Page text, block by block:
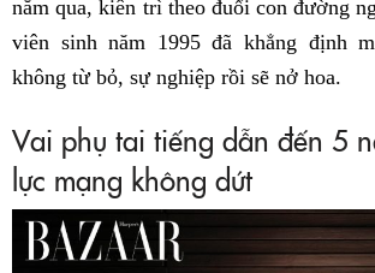
năm qua, kiên trì theo đuổi con đường
viên sinh năm 1995 đã khẳng định
không từ bỏ, sự nghiệp rồi sẽ nở hoa.
Vai phụ tai tiếng dẫn đến 5
lực mạng không dứt